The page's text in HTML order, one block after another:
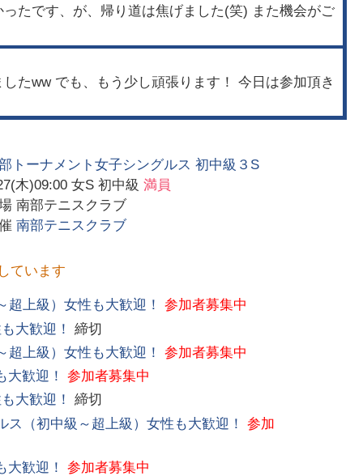
たです、が、帰り道は焦げました(笑) また機会がご
たww でも、もう少し頑張ります！ 今日は参加頂き
トーナメント女子シングルス 初中級３S
木)09:00 女S 初中級満員
南部テニスクラブ
南部テニスクラブ
ています
上級）女性も大歓迎！
参加者募集中
大歓迎！
締切
上級）女性も大歓迎！
参加者募集中
歓迎！
参加者募集中
大歓迎！
締切
（初中級～超上級）女性も大歓迎！
参加
歓迎！
参加者募集中